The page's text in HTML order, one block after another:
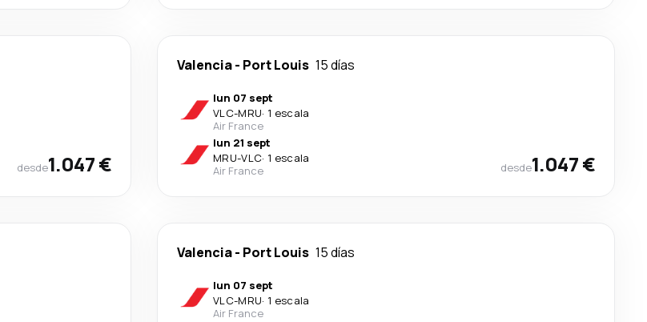
desde1.047 €
Valencia- Port Louis 15 días
lun 07 sept
VLC-MRU· 1 escala
Air France
lun 21 sept
MRU-VLC· 1 escala
Air France
desde1.047 €
Valencia- Port Louis 15 días
lun 07 sept
VLC-MRU· 1 escala
Air France